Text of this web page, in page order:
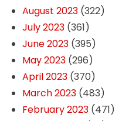
August 2023(322)
July 2023(361)
June 2023(395)
May 2023(296)
April 2023(370)
March 2023(483)
February 2023(471)